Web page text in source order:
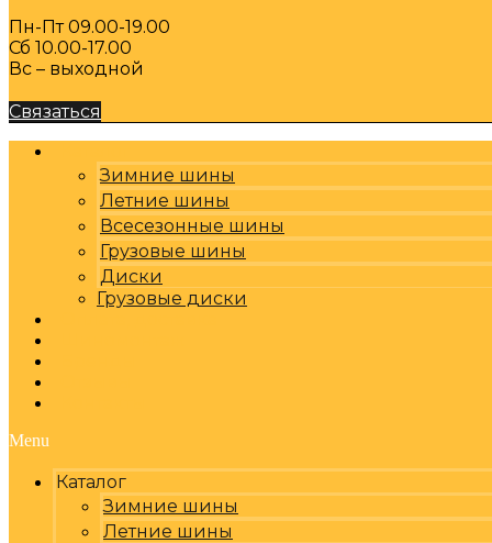
Пн-Пт 09.00-19.00
Сб 10.00-17.00
Вс – выходной
Связаться
Зимние шины
Летние шины
Всесезонные шины
Грузовые шины
Диски
Грузовые диски
Menu
Каталог
Зимние шины
Летние шины